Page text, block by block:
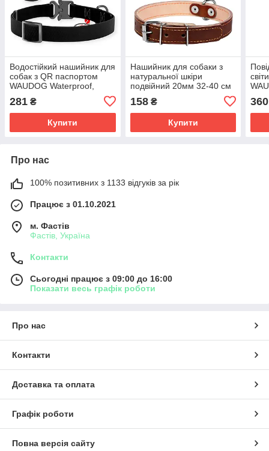
Водостійкий нашийник для
собак з QR паспортом
WAUDOG Waterproof,
колір чорний
281 ₴
Купити
Нашийник для собаки з
натуральної шкіри
подвійний 20мм 32-40 см
коричневий
158₴
Купити
360
Про нас
100% позитивних з 1133 відгуків за рік
Працює з 01.10.2021
м. Фастів
Фастів, Україна
Контакти
Сьогодні працює з 09:00 до 16:00
Показати весь графік роботи
Про нас
Контакти
Доставка та оплата
Графік роботи
Повна версія сайту